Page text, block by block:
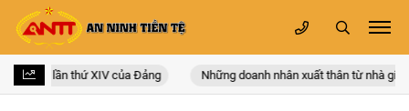
quốc lần thứ XIV của Đảng Những doanh nhân xuất thân từ nhà giáo